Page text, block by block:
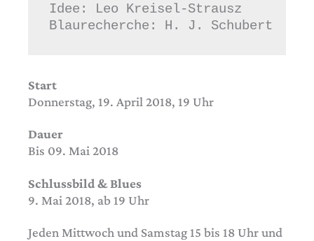
Idee: Leo Kreisel-Strausz
Blaurecherche: H. J. Schubert
Start
Donnerstag, 19. April 2018, 19 Uhr
Dauer
Bis 09. Mai 2018
Schlussbild & Blues
9. Mai 2018, ab 19 Uhr
Jeden Mittwoch und Samstag 15 bis 18 Uhr und